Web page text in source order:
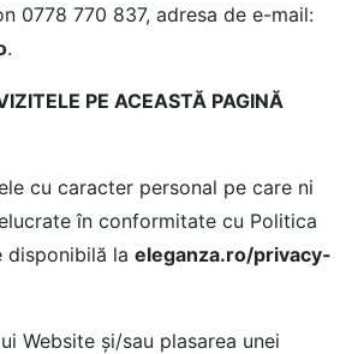
0778 770 837, adresa de e-mail:
.
PE ACEASTĂ PAGINĂ
cu caracter personal pe care ni
în conformitate cu Politica
disponibilă la eleganza.ro/privacy-
Website și/sau plasarea unei